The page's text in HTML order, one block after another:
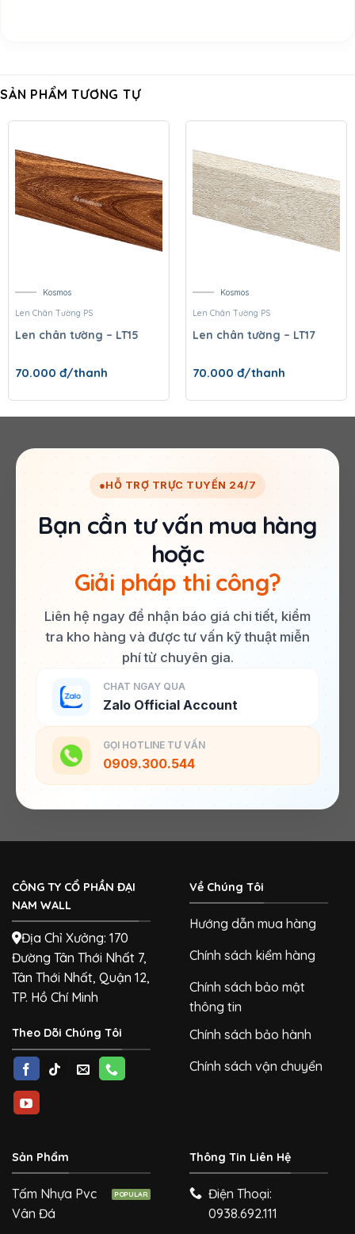
SẢN PHẨM TƯƠNG TỰ
Kosmos
Len Chân Tường PS
Len chân tường – LT15
70.000 đ/thanh
Kosmos
Len Chân Tường PS
Len chân tường – LT17
70.000 đ/thanh
●HỖ TRỢ TRỰC TUYẾN 24/7
Bạn cần tư vấn mua hàng
hoặc
Giải pháp thi công?
Liên hệ ngay để nhận báo giá chi tiết, kiểm
tra kho hàng và được tư vấn kỹ thuật miễn
phí từ chuyên gia.
CHAT NGAY QUA
Zalo Official Account
GỌI HOTLINE TƯ VẤN
0909.300.544
CÔNG TY CỔ PHẦN ĐẠI
NAM WALL
Địa Chỉ Xưởng: 170
Đường Tân Thới Nhất 7,
Tân Thới Nhất, Quận 12,
TP. Hồ Chí Minh
Theo Dõi Chúng Tôi
Về Chúng Tôi
Hướng dẫn mua hàng
Chính sách kiểm hàng
Chính sách bảo mật
thông tin
Chính sách bảo hành
Chính sách vận chuyển
Sản Phẩm
Tấm Nhựa Pvc
Vân Đá
Thông Tin Liên Hệ
Điện Thoại:
0938.692.111